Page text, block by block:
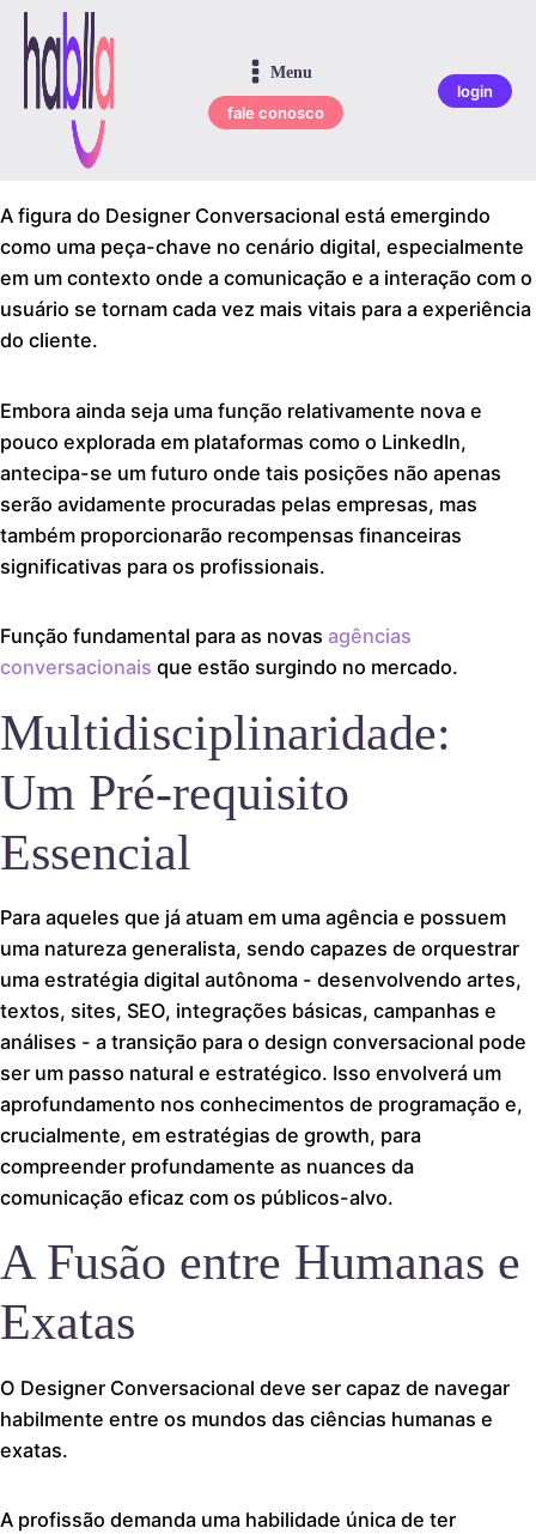
Menu
fale conosco
login
A figura do Designer Conversacional está emergindo
como uma peça-chave no cenário digital, especialmente
em um contexto onde a comunicação e a interação com o
usuário se tornam cada vez mais vitais para a experiência
do cliente.
Embora ainda seja uma função relativamente nova e
pouco explorada em plataformas como o LinkedIn,
antecipa-se um futuro onde tais posições não apenas
serão avidamente procuradas pelas empresas, mas
também proporcionarão recompensas financeiras
significativas para os profissionais.
Função fundamental para as novas agências
conversacionais que estão surgindo no mercado.
Multidisciplinaridade:
Um Pré-requisito
Essencial
Para aqueles que já atuam em uma agência e possuem
uma natureza generalista, sendo capazes de orquestrar
uma estratégia digital autônoma - desenvolvendo artes,
textos, sites, SEO, integrações básicas, campanhas e
análises - a transição para o design conversacional pode
ser um passo natural e estratégico. Isso envolverá um
aprofundamento nos conhecimentos de programação e,
crucialmente, em estratégias de growth, para
compreender profundamente as nuances da
comunicação eficaz com os públicos-alvo.
A Fusão entre Humanas e
Exatas
O Designer Conversacional deve ser capaz de navegar
habilmente entre os mundos das ciências humanas e
exatas.
A profissão demanda uma habilidade única de ter